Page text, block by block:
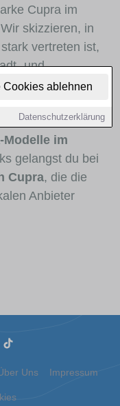
Cookies ablehnen
Datenschutzerklärung
Cupra im
skizzieren, in
vertreten ist,
und
für welche
ist. Viele
und
Modelle im
gelangst du bei
Cupra, die die
Anbieter
Uns Impressum